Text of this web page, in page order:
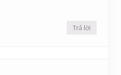
Trả lời